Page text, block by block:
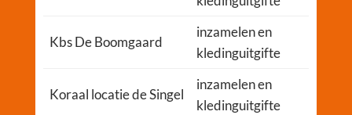
Kbs De Boomgaard
inzamelen en
kledinguitgifte
Koraal locatie de Singel
inzamelen en
kledinguitgifte